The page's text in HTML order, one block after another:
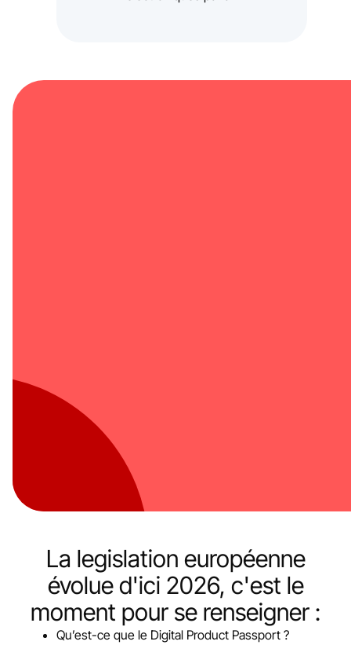
La legislation européenne
évolue d'ici 2026, c'est le
moment pour se renseigner :
Qu’est-ce que le Digital Product Passport ?